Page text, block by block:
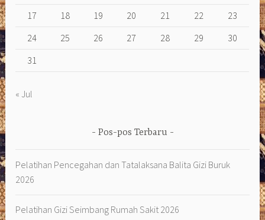
17
18 19 20 21 22
23
24
25 26 27 28 29
30
31
« Jul
Pos-pos Terbaru
Pelatihan Pencegahan dan Tatalaksana Balita Gizi Buruk
2026
Pelatihan Gizi Seimbang Rumah Sakit 2026